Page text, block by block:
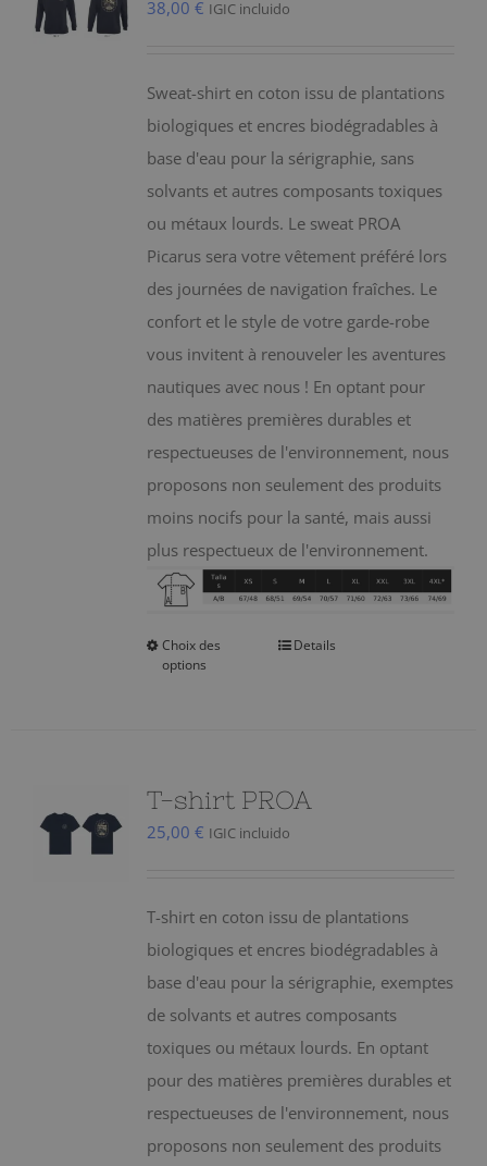
38,00 € IGIC incluido
Sweat-shirt en coton issu de plantations
biologiques et encres biodégradables à
base d'eau pour la sérigraphie, sans
solvants et autres composants toxiques
ou métaux lourds. Le sweat PROA
Picarus sera votre vêtement préféré lors
des journées de navigation fraîches. Le
confort et le style de votre garde-robe
vous invitent à renouveler les aventures
nautiques avec nous ! En optant pour
des matières premières durables et
respectueuses de l'environnement, nous
proposons non seulement des produits
moins nocifs pour la santé, mais aussi
plus respectueux de l'environnement.
Choix des
options
Ce
Les
être
choisies
sur
la
page
du
produit
Details
T-shirt PROA
25,00 € IGIC incluido
T-shirt en coton issu de plantations
biologiques et encres biodégradables à
base d'eau pour la sérigraphie, exemptes
de solvants et autres composants
toxiques ou métaux lourds. En optant
pour des matières premières durables et
respectueuses de l'environnement, nous
proposons non seulement des produits